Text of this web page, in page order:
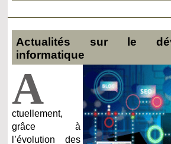
Actualités sur le
informatique
A
ctuellement,
grâce à
l’évolution des